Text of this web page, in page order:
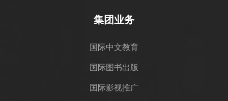
集团业务
国际中文教育
国际图书出版
国际影视推广